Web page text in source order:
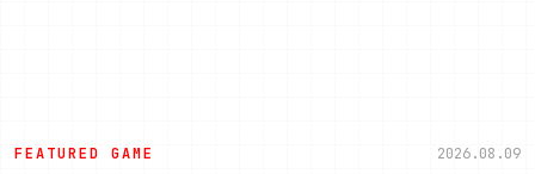
FEATURED GAME 2026.08.09